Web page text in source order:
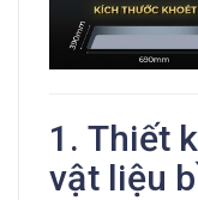
1. Thiết
vật liệu